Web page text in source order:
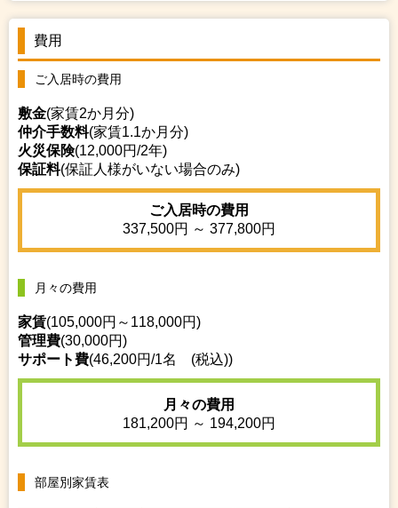
費用
ご入居時の費用
敷金(家賃2か月分)
仲介手数料(家賃1.1か月分)
火災保険(12,000円/2年)
保証料(保証人様がいない場合のみ)
ご入居時の費用
337,500円 ～ 377,800円
月々の費用
家賃(105,000円～118,000円)
管理費(30,000円)
サポート費(46,200円/1名 (税込))
月々の費用
181,200円 ～ 194,200円
部屋別家賃表